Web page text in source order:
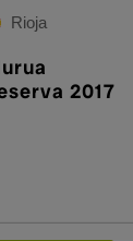
Rioja
2017